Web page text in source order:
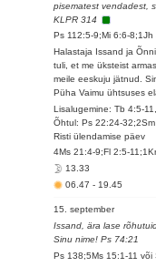
pisematest vendadest,
KLPR 314
Ps 112:5-9;Mi 6:6-
Halastaja Issand ja
tuli, et me üksteist
meile eeskuju jätnud.
Püha Vaimu ühtsuses
Lisalugemine: Tb 4:5-
Õhtul: Ps 22:24-
Risti ülendamise päev
4Ms 21:4-9;Fl 2:5-
13.33
06.47- 19.45
15. september
Issand, ära lase
Sinu nime! Ps 74:21
Ps 138;5Ms 15:1-11